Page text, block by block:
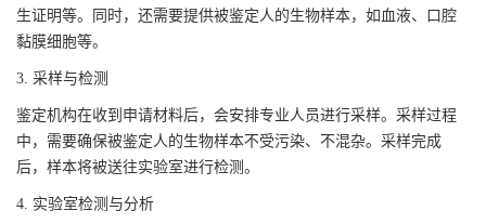
生证明等。同时，还需要提供被鉴定人的生物样本，如血液、口腔
黏膜细胞等。
3. 采样与检测
鉴定机构在收到申请材料后，会安排专业人员进行采样。采样过程
中，需要确保被鉴定人的生物样本不受污染、不混杂。采样完成
后，样本将被送往实验室进行检测。
4. 实验室检测与分析